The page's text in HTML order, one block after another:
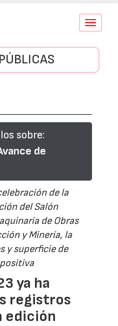
Conmutar
sobre:
de
de la
del Salón
de Obras
y Minería, la
y superficie de
ya ha
registros
edición